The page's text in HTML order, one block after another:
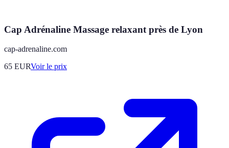
Cap Adrénaline Massage relaxant près de Lyon
cap-adrenaline.com
65 EURVoir le prix